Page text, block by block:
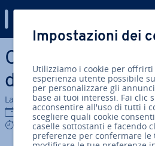
Vai al contenuto prin­ci­pa­le
Come trovare i
domini per bar
La redazione di IONOS
28 mag 2025
8 mins
Impostazioni dei
Utilizziamo i cookie per
esperienza utente possibile
per personalizzare gli
base ai tuoi interessi. Fai clic
acconsentire all'uso di tutti i
scegliere quali cookie
caselle sottostanti e facendo
preferenze per confermare le